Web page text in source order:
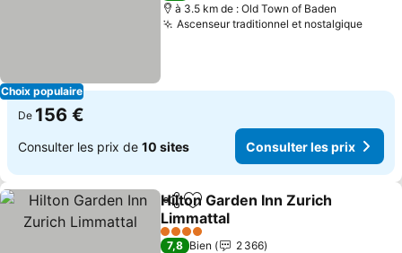
Choix populaire
à 3.5 km de : Old Town of Baden
Ascenseur traditionnel et nostalgique
De 156 €
Consulter les prix de 10 sites Consulter les prix
PartagerAjouter à mes favoris
Hilton Garden Inn Zurich
Limmattal
Consulter les prix
4 Étoiles
7,8 Bien
2 366